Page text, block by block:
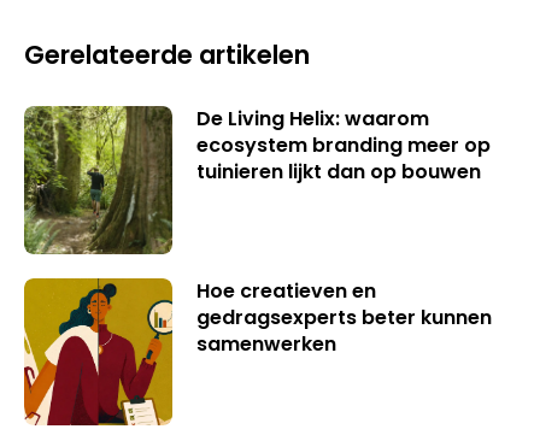
Gerelateerde artikelen
De Living Helix: waarom
ecosystem branding meer op
tuinieren lijkt dan op bouwen
Hoe creatieven en
gedragsexperts beter kunnen
samenwerken